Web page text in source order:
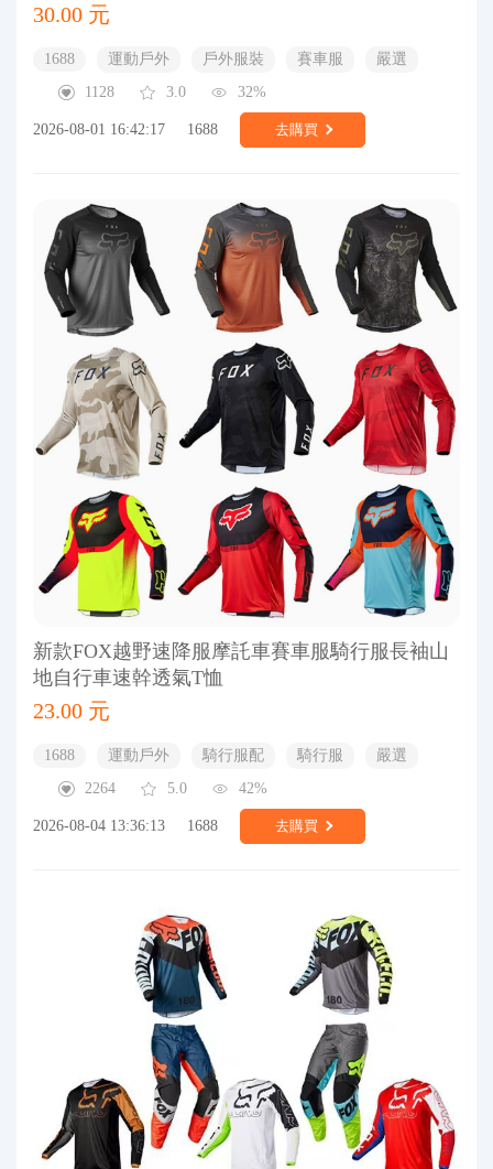
30.00 元
1688 運動戶外 戶外服裝 賽車服
嚴選
1128
3.0 32%
2026-08-01 16:42:17 1688 去購買
新款FOX越野速降服摩託車賽車服騎行服長袖山
地自行車速幹透氣T恤
23.00 元
1688 運動戶外 騎行服配 騎行服
嚴選
2264
5.0 42%
2026-08-04 13:36:13 1688 去購買